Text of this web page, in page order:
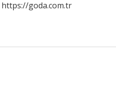
https://goda.com.tr